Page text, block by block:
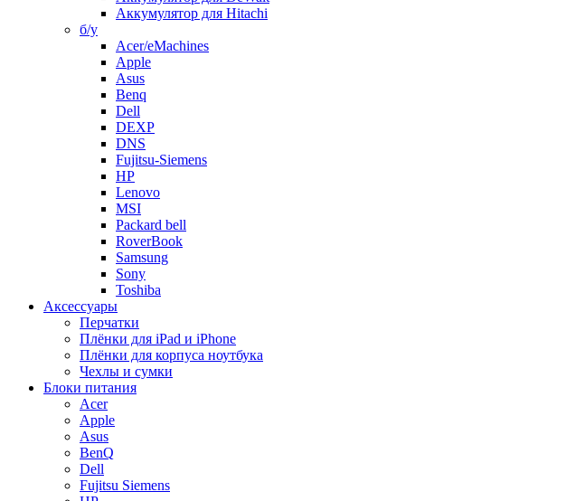
Аккумулятор для Hitachi
б/у
Acer/eMachines
Apple
Asus
Benq
Dell
DEXP
DNS
Fujitsu-Siemens
HP
Lenovo
MSI
Packard bell
RoverBook
Samsung
Sony
Toshiba
Аксессуары
Перчатки
Плёнки для iPad и iPhone
Плёнки для корпуса ноутбука
Чехлы и сумки
Блоки питания
Acer
Apple
Asus
BenQ
Dell
Fujitsu Siemens